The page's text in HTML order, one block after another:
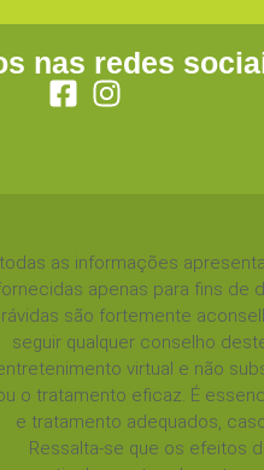
nas redes
todas as informações
apenas para fins de
são fortemente
seguir qualquer conselho
virtual e não
o tratamento eficaz. É
e tratamento adequados,
Ressalta-se que os efeitos